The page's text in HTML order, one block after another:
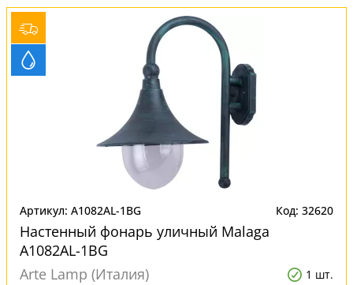
Артикул: A1082AL-1BG Код: 32620
Настенный фонарь уличный Malaga
A1082AL-1BG
Arte Lamp (Италия)
1 шт.